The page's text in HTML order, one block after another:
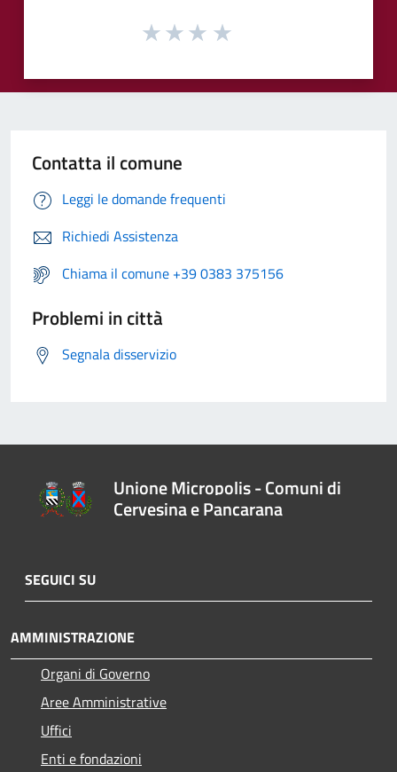
Contatta il comune
Leggi le domande frequenti
Richiedi Assistenza
Chiama il comune +39 0383 375156
Problemi in città
Segnala disservizio
Unione Micropolis - Comuni di
Cervesina e Pancarana
SEGUICI SU
AMMINISTRAZIONE
Organi di Governo
Aree Amministrative
Uffici
Enti e fondazioni